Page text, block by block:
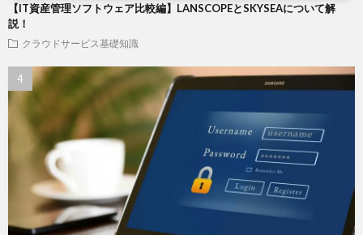
【IT資産管理ソフトウェア比較編】LANSCOPEとSKYSEAについて解
説！
クラウドサービス基礎知識